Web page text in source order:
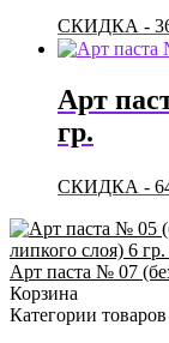
СКИДКА -
Арт
гр.
СКИДКА -
липкого слоя) 6 гр.
Арт паста № 07
Корзина
Категории товаров